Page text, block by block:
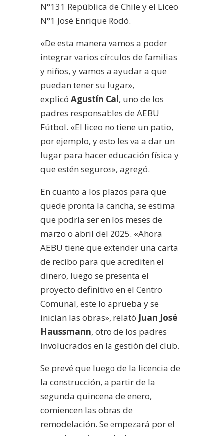
N°131 República de Chile y el Liceo
N°1 José Enrique Rodó.
«De esta manera vamos a poder
integrar varios círculos de familias
y niños, y vamos a ayudar a que
puedan tener su lugar»,
explicó Agustín Cal, uno de los
padres responsables de AEBU
Fútbol. «El liceo no tiene un patio,
por ejemplo, y esto les va a dar un
lugar para hacer educación física y
que estén seguros», agregó.
En cuanto a los plazos para que
quede pronta la cancha, se estima
que podría ser en los meses de
marzo o abril del 2025. «Ahora
AEBU tiene que extender una carta
de recibo para que acrediten el
dinero, luego se presenta el
proyecto definitivo en el Centro
Comunal, este lo aprueba y se
inician las obras», relató Juan José
Haussmann, otro de los padres
involucrados en la gestión del club.
Se prevé que luego de la licencia de
la construcción, a partir de la
segunda quincena de enero,
comiencen las obras de
remodelación. Se empezará por el